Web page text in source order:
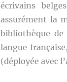
écrivains
assurément la
bibliothèque
langue
(déployée avec